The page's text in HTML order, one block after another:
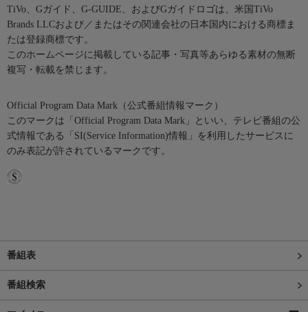
TiVo、Gガイド、G-GUIDE、およびGガイドロゴは、米国TiVo
Brands LLCおよび／またはその関連会社の日本国内における商標ま
たは登録商標です。
このホームページに掲載している記事・写真等あらゆる素材の無断
複写・転載を禁じます。
Official Program Data Mark（公式番組情報マーク）
このマークは「Official Program Data Mark」といい、テレビ番組の公
式情報である「SI(Service Information)情報」を利用したサービスに
のみ表記が許されているマークです。
番組表
番組検索